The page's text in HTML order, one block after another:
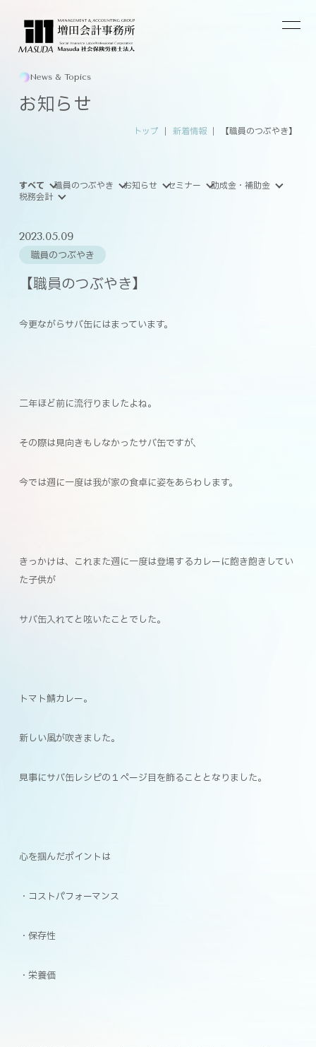
News & Topics
お知らせ
トップ 新着情報 【職員のつぶやき】
すべて 職員のつぶやき お知らせ セミナー
助成金・補助金
税務会計
2023.05.09
職員のつぶやき
【職員のつぶやき】
今更ながらサバ缶にはまっています。
二年ほど前に流行りましたよね。
その際は見向きもしなかったサバ缶ですが、
今では週に一度は我が家の食卓に姿をあらわします。
きっかけは、これまた週に一度は登場するカレーに飽き飽きしてい
た子供が
サバ缶入れてと呟いたことでした。
トマト鯖カレー。
新しい風が吹きました。
見事にサバ缶レシピの１ページ目を飾ることとなりました。
心を掴んだポイントは
・コストパフォーマンス
・保存性
・栄養価